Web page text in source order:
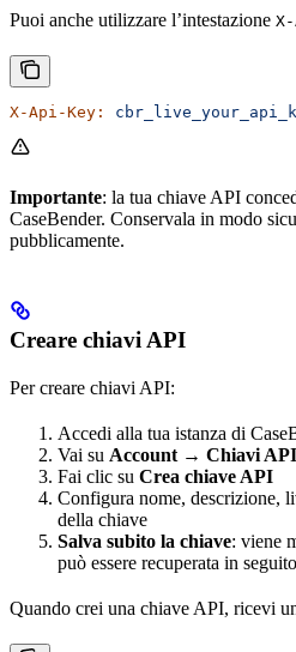
Puoi anche utilizzare l’intestazione
X-Api-Key:
Importante: la tua chiave API
CaseBender. Conservala in modo
pubblicamente.
Creare chiavi API
Per creare chiavi API:
Accedi alla tua istanza di
Vai su Account → Chiavi API
Fai clic su Crea chiave API
Configura nome, descrizione,
della chiave
Salva subito la chiave: viene
può essere recuperata in seguito
Quando crei una chiave API, ricevi